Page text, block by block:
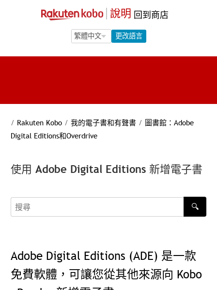
說明 回到商店
Language Selection
Language Selection
更改語言
/ Rakuten Kobo / 我的電子書和有聲書 / 圖書館：Adobe
Digital Editions和Overdrive
使用 Adobe Digital Editions 新增電子書
搜尋
🔍
Adobe Digital Editions (ADE) 是一款
免費軟體，可讓您從其他來源向 Kobo